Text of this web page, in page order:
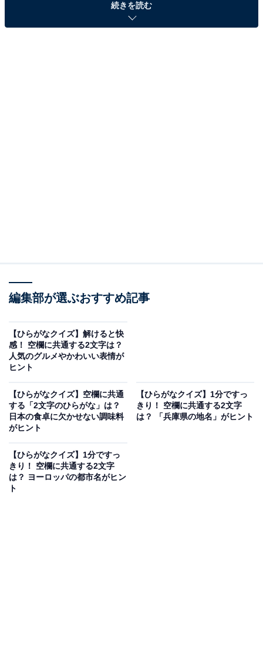
ヒント：5月の誕生石としても知られる、鮮やかな緑色
次ページ
続きを読む
編集部が選ぶおすすめ記事
【ひらがなクイズ】解けると快
感！ 空欄に共通する2文字は？
人気のグルメやかわいい表情が
ヒント
【ひらがなクイズ】空欄に共通
する「2文字のひらがな」は？
日本の食卓に欠かせない調味料
がヒント
【ひらがなクイズ】1分ですっ
きり！ 空欄に共通する2文字
は？ 「兵庫県の地名」がヒント
【ひらがなクイズ】1分ですっ
きり！ 空欄に共通する2文字
は？ ヨーロッパの都市名がヒン
ト